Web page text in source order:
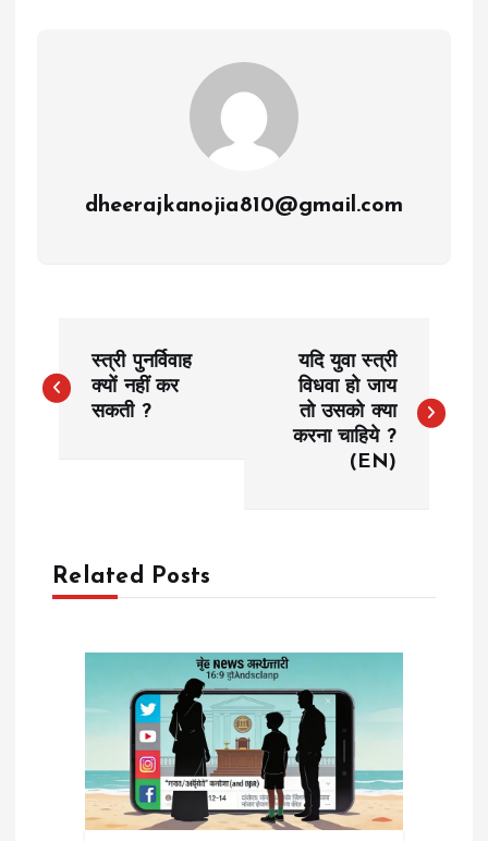
dheerajkanojia810@gmail.com
o
n
a
स्त्री पुनर्विवाह
क्यों नहीं कर
सकती ?
यदि युवा स्त्री
विधवा हो जाय
तो उसको क्या
करना चाहिये ?
(EN)
Related Posts